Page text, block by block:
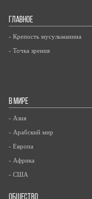
ГЛАВНОЕ
- Крепость мусульманина
- Точка зрения
В МИРЕ
- Азия
- Арабский мир
- Европа
- Африка
- США